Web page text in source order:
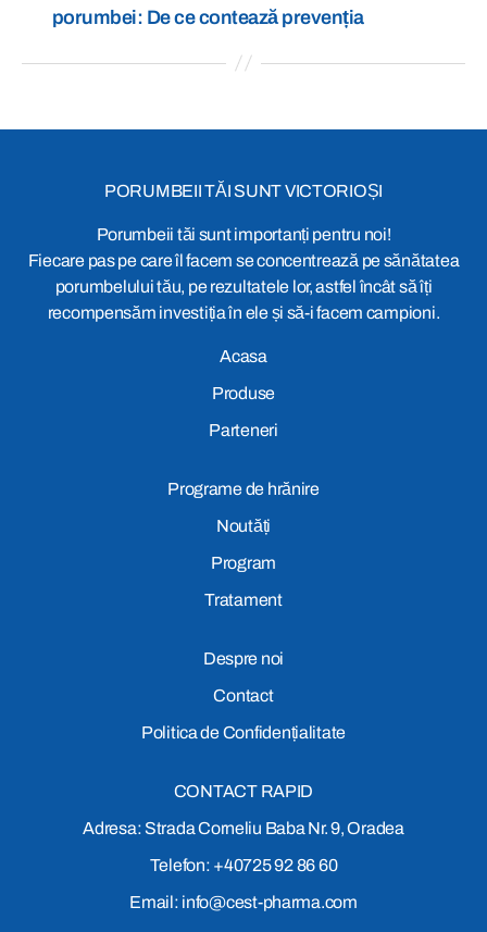
porumbei: De ce contează prevenția
PORUMBEII TĂI SUNT VICTORIOȘI
Porumbeii tăi sunt importanți pentru noi!
Fiecare pas pe care îl facem se concentrează pe sănătatea
porumbelului tău, pe rezultatele lor, astfel încât să îți
recompensăm investiția în ele și să-i facem campioni.
Acasa
Produse
Parteneri
Programe de hrănire
Noutăți
Program
Tratament
Despre noi
Contact
Politica de Confidențialitate
CONTACT RAPID
Adresa: Strada Corneliu Baba Nr. 9, Oradea
Telefon: +40725 92 86 60
Email: info@cest-pharma.com